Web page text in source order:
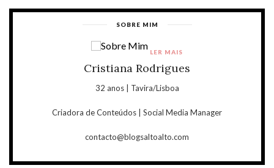
SOBRE MIM
Cristiana Rodrigues
32 anos | Tavira/Lisboa
Criadora de Conteúdos | Social Media Manager
contacto@blogsaltoalto.com
LER MAIS